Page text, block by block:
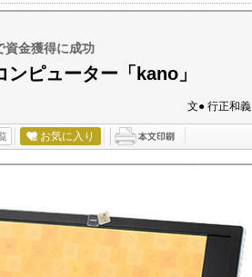
金獲得に成功
ピューター「kano」
文● 行正和義
お気に入り